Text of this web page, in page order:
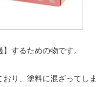
するための物です。
り、塗料に混ざってしま